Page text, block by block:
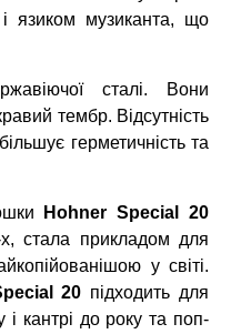
язиком музиканта, що
сталі. Вони
тембр. Відсутність
герметичність та
Hohner Special 20
стала прикладом для
у світі.
20 підходить для
і кантрі до року та поп-